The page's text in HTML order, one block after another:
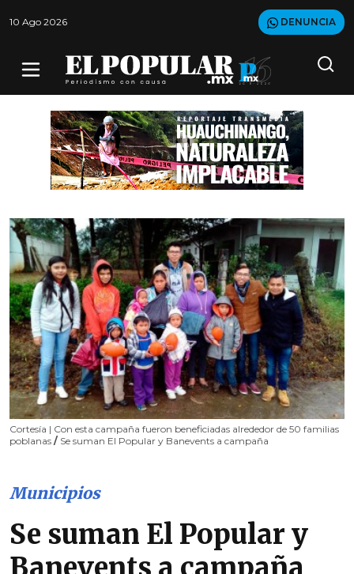
10 Ago 2026 DENUNCIA
Cortesía | Con esta campaña fueron beneficiadas alrededor de 50 familias
poblanas / Se suman El Popular y Banevents a campaña
Municipios
Se suman El Popular y